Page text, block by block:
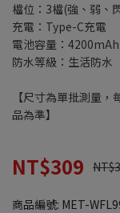
檔位：3檔(強、弱、
充電：Type-C充電
電池容量：4200mAh
防水等級：生活防水
【尺寸為單批測量
品為準】
NT$309
商品編號: MET-